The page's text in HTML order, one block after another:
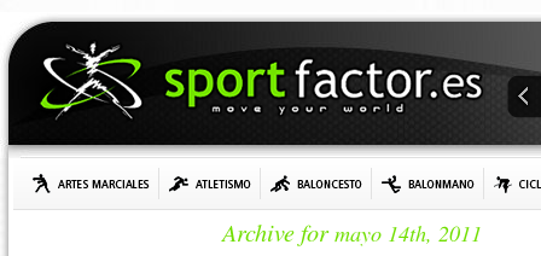
Archive formayo 14th, 2011